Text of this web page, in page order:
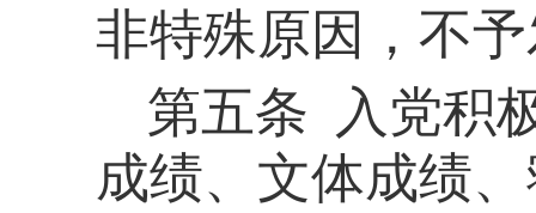
非特殊原因，不
第五条 入党积
成绩、文体成绩